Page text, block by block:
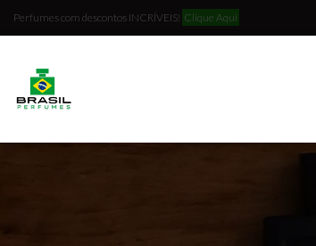
Perfumes com descontos INCRÍVEIS! Clique Aqui